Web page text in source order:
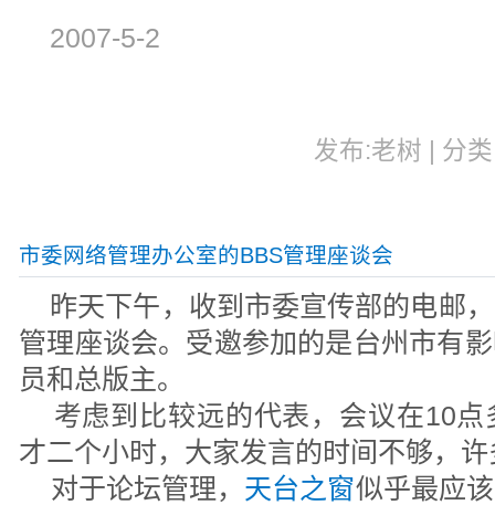
2007-5-2
发布:老树 | 分
市委网络管理办公室的BBS管理座谈会
昨天下午，收到市委宣传部的电邮
管理座谈会。受邀参加的是台州市有
员和总版主。
考虑到比较远的代表，会议在10点
才二个小时，大家发言的时间不够，
对于论坛管理， 天台之窗似乎最应